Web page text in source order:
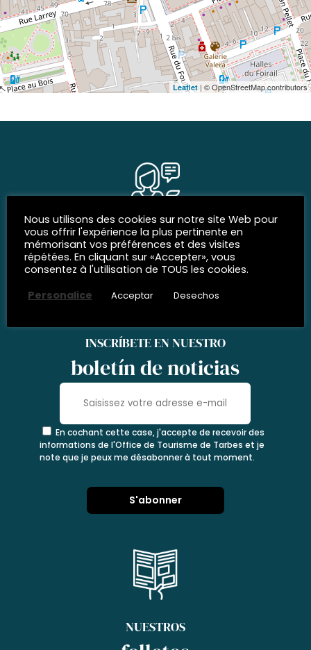
Leaflet | © OpenStreetMap contributors
REDES SOCIALES
Siguenos
INSCRÍBETE EN NUESTRO
boletín de noticias
En cochant cette case, j'accepte de recevoir des
informations de l'Office de Tourisme de Tarbes et je
note que je peux me désabonner à tout moment.
NUESTROS
Nous utilisons des cookies sur notre site Web pour
vous offrir l'expérience la plus pertinente en
mémorisant vos préférences et des visites
répétées. En cliquant sur «Accepter», vous
consentez à l'utilisation de TOUS les cookies.
Personalice
Acceptar Desechos